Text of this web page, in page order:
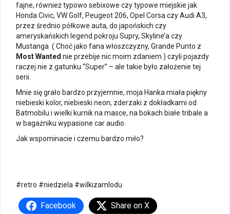
fajne, również typowo sebixowe czy typowe miejskie jak
Honda Civic, VW Golf, Peugeot 206, Opel Corsa czy Audi A3,
przez średnio półkowe auta, do japońskich czy
ameryskańskich legend pokroju Supry, Skyline’a czy
Mustanga ( Choć jako fana włoszczyzny, Grande Punto z
Most Wanted nie przebije nic moim zdaniem ) czyli pojazdy
raczej nie z gatunku “Super” – ale takie było założenie tej
serii.
Mnie się grało bardzo przyjemnie, moja Hanka miała piękny
niebieski kolor, niebieski neon, zderzaki z dokładkami od
Batmobilu i wielki kurnik na masce, na bokach białe tribale a
w bagażniku wypasione car audio.
Jak wspominacie i czemu bardzo miło?
#retro #niedziela #wilkizamlodu
Facebook Share on X